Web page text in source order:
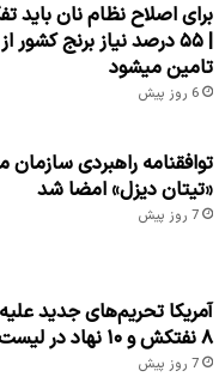
برای اصلاح نظام نان
| ۵۵ درصد نیاز برنج کشور
تامین میشود
6 روز پیش
توافقنامه راهبردی سازمان
«تیتان دیزل» امضا شد
7 روز پیش
آمریکا تحریم‌های جدید
۸ نفتکش و ۱۰ نهاد در لیست تحریم
7 روز پیش